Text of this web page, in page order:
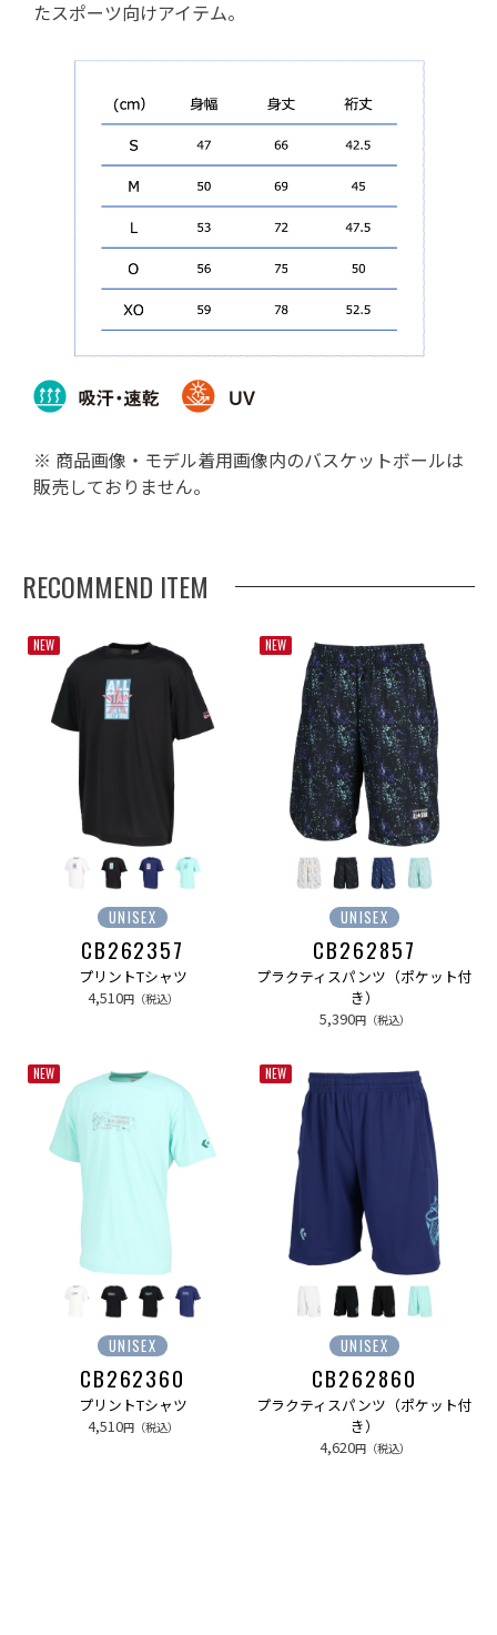
たスポーツ向けアイテム。
※ 商品画像・モデル着用画像内のバスケットボールは
販売しておりません。
RECOMMEND ITEM
NEW
UNISEX
CB262357
プリントTシャツ
4,510円（税込）
NEW
UNISEX
CB262857
プラクティスパンツ（ポケット付
き）
5,390円（税込）
NEW
UNISEX
CB262360
プリントTシャツ
4,510円（税込）
NEW
UNISEX
CB262860
プラクティスパンツ（ポケット付
き）
4,620円（税込）